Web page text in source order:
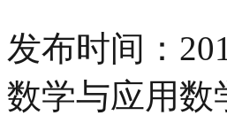
发布时间：
数学与应用数